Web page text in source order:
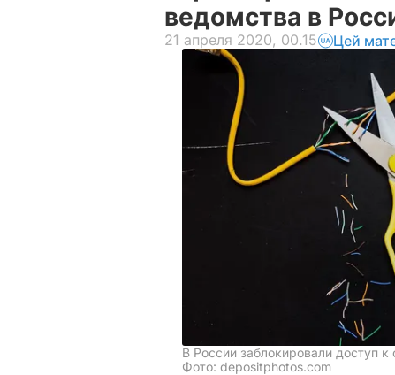
ведомства в
21 апреля 2020, 00.15 Цей
В России заблокировали доступ
Фото: depositphotos.com